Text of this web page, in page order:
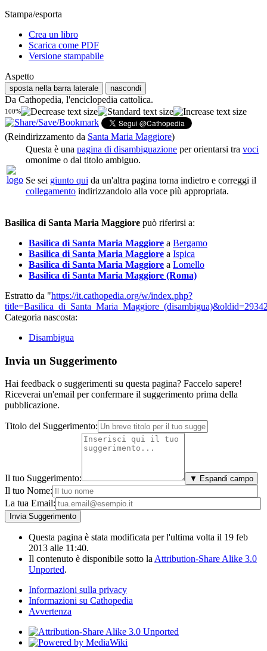
Stampa/esporta
Crea un libro
Scarica come PDF
Versione stampabile
Aspetto
sposta nella barra laterale nascondi
Da Cathopedia, l'enciclopedia cattolica.
100%
(Reindirizzamento da Santa Maria Maggiore)
Questa è una pagina di disambiguazione per orientarsi tra voci
omonime o dal titolo ambiguo.
Se sei giunto qui da un'altra pagina torna indietro e correggi il
collegamento indirizzandolo alla voce più appropriata.
Basilica di Santa Maria Maggiore può riferirsi a:
Basilica di Santa Maria Maggiore a Bergamo
Basilica di Santa Maria Maggiore a Ispica
Basilica di Santa Maria Maggiore a Lomello
Basilica di Santa Maria Maggiore (Roma)
Estratto da "https://it.cathopedia.org/w/index.php?
Categoria nascosta:
Disambigua
Invia un Suggerimento
Hai feedback o suggerimenti su questa pagina? Faccelo sapere!
Riceverai un'email per confermare il suggerimento prima della
pubblicazione.
Titolo del Suggerimento:
Il tuo Suggerimento: ▼ Espandi campo
Il tuo Nome:
La tua Email:
Questa pagina è stata modificata per l'ultima volta il 19 feb
2013 alle 11:40.
Il contenuto è disponibile sotto la Attribution-Share Alike 3.0
Unported.
Informazioni sulla privacy
Informazioni su Cathopedia
Avvertenza